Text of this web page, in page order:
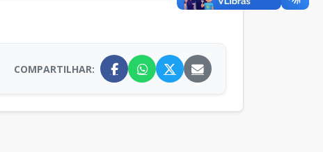
COMPARTILHAR: